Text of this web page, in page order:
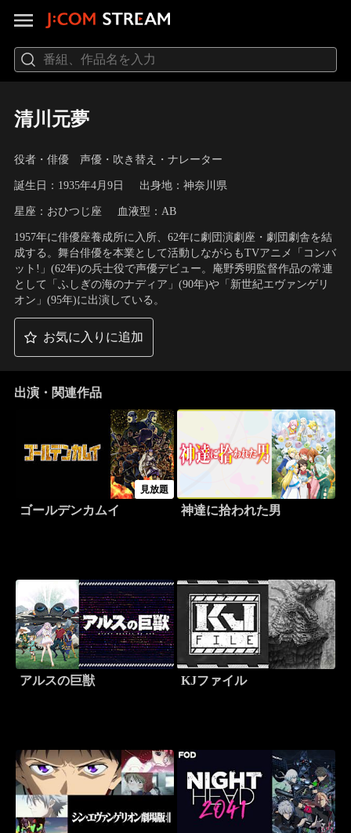
清川元夢
役者・俳優 声優・吹き替え・ナレーター
誕生日：1935年4月9日 出身地：神奈川県
星座：おひつじ座 血液型：AB
1957年に俳優座養成所に入所、62年に劇団演劇座・劇団劇舎を結
成する。舞台俳優を本業として活動しながらもTVアニメ「コンバ
ット!」(62年)の兵士役で声優デビュー。庵野秀明監督作品の常連
として「ふしぎの海のナディア」(90年)や「新世紀エヴァンゲリ
オン」(95年)に出演している。
お気に入りに追加
出演・関連作品
見放題
ゴールデンカムイ 神達に拾われた男
アルスの巨獣 KJファイル